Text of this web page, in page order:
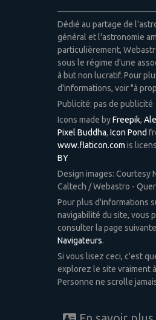
Dédié au partage de
général et l'astronomie
particulièrement,
sous le régime d'une
à but non lucratif. Pour
d'informations, voir "à
Publicité: pas de publicité
Icons made byFreepik,
Pixel Buddha, Icon Pond
www.flaticon.com is
BY
Design images: Courtesy
Caltech / Webastro -
Pour plus d'informations
navigabilité du site, vous
consulter la page
Navigateurs.
Si vous lisez ceci, c'est
explorez le site vraiment
Personne ne scrolle